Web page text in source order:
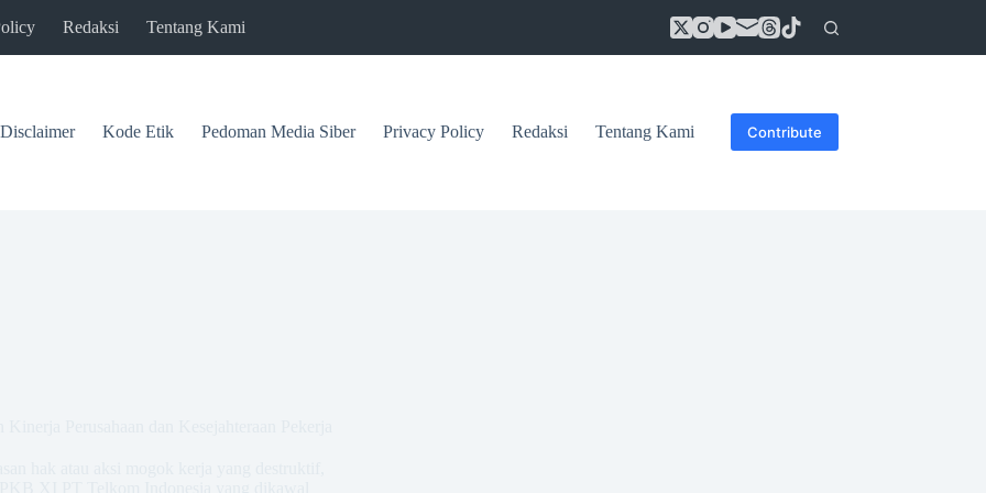
Redaksi Tentang Kami
Disclaimer Kode Etik Pedoman Media Siber Privacy Policy Redaksi Tentang Kami Contribute